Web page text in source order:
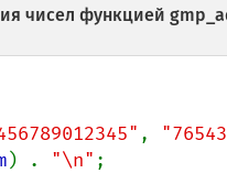
чисел функцией
,
) . "\n" ;